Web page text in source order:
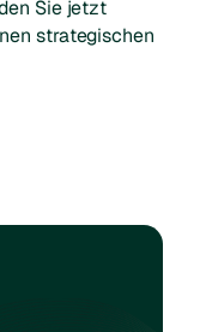
Sie jetzt
strategischen